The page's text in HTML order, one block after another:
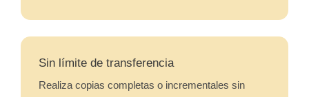
Sin límite de transferencia
Realiza copias completas o incrementales sin